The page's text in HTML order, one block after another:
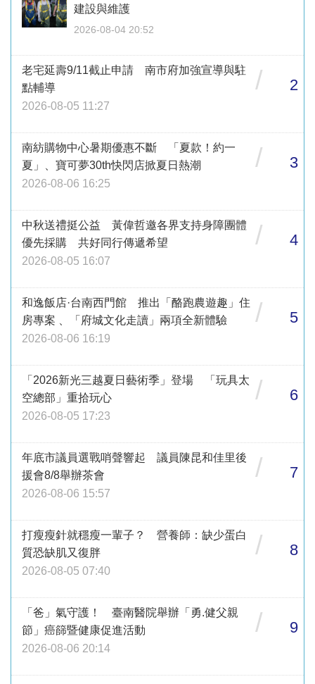
建設與維護
2026-08-04 20:52
老宅延壽9/11截止申請 南市府加強宣導與駐
點輔導
2026-08-05 11:27
/ 2
南紡購物中心暑期優惠不斷 「夏款！約一
夏」、寶可夢30th快閃店掀夏日熱潮
2026-08-06 16:25
/ 3
中秋送禮挺公益 黃偉哲邀各界支持身障團體
優先採購 共好同行傳遞希望
2026-08-05 16:07
/ 4
和逸飯店·台南西門館 推出「酪跑農遊趣」住
房專案 、「府城文化走讀」兩項全新體驗
2026-08-06 16:19
/ 5
「2026新光三越夏日藝術季」登場 「玩具太
空總部」重拾玩心
2026-08-05 17:23
/ 6
年底市議員選戰哨聲響起 議員陳昆和佳里後
援會8/8舉辦茶會
2026-08-06 15:57
/ 7
打瘦瘦針就穩瘦一輩子？ 營養師：缺少蛋白
質恐缺肌又復胖
2026-08-05 07:40
/ 8
「爸」氣守護！ 臺南醫院舉辦「勇.健父親
節」癌篩暨健康促進活動
2026-08-06 20:14
/ 9